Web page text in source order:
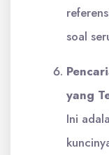
soal
yang
Ini